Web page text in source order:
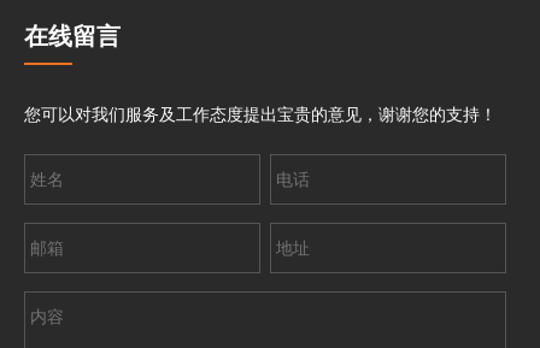
在线留言
您可以对我们服务及工作态度提出宝贵的意见，谢谢您的支持！